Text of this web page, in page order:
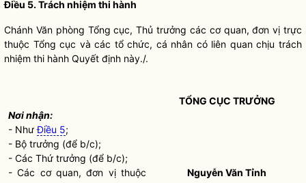
Điều 5. Trách nhiệm thi hành
Chánh Văn phòng Tổng cục, Thủ trưởng các cơ quan, đơn vị trực
thuộc Tổng cục và các tổ chức, cá nhân có liên quan chịu trách
nhiệm thi hành Quyết định này./.
Nơi nhận:
- NhưĐiều 5;
- Bộ trưởng (để b/c);
- Các Thứ trưởng (để b/c);
- Các cơ quan, đơn vị thuộc
TỔNG CỤC TRƯỞNG
Nguyễn Văn Tỉnh